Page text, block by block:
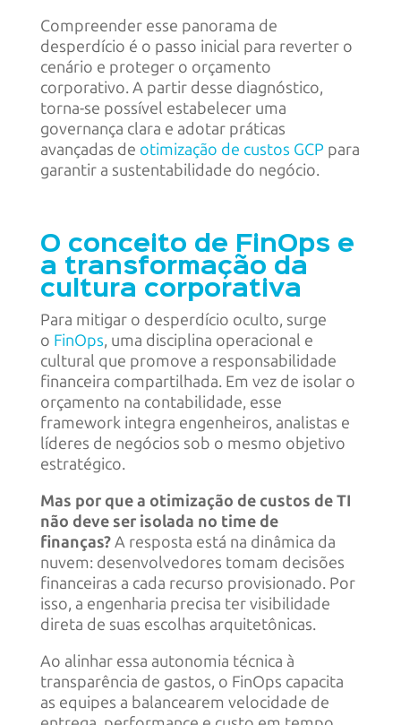
Compreender esse panorama de
desperdício é o passo inicial para reverter o
cenário e proteger o orçamento
corporativo. A partir desse diagnóstico,
torna-se possível estabelecer uma
governança clara e adotar práticas
avançadas de otimização de custos GCP para
garantir a sustentabilidade do negócio.
O conceito de FinOps e
a transformação da
cultura corporativa
Para mitigar o desperdício oculto, surge
o FinOps, uma disciplina operacional e
cultural que promove a responsabilidade
financeira compartilhada. Em vez de isolar o
orçamento na contabilidade, esse
framework integra engenheiros, analistas e
líderes de negócios sob o mesmo objetivo
estratégico.
Mas por que a otimização de custos de TI
não deve ser isolada no time de
finanças?A resposta está na dinâmica da
nuvem: desenvolvedores tomam decisões
financeiras a cada recurso provisionado. Por
isso, a engenharia precisa ter visibilidade
direta de suas escolhas arquitetônicas.
Ao alinhar essa autonomia técnica à
transparência de gastos, o FinOps capacita
as equipes a balancearem velocidade de